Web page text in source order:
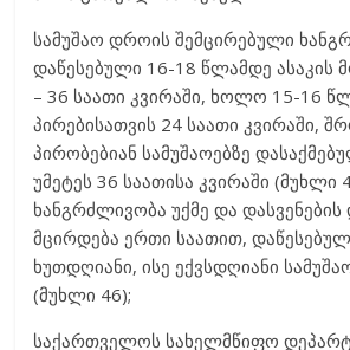
სამუშაო დროის შემცირებული
დაწესებული 16-18 წლამდე ასაკის
– 36 საათი კვირაში, ხოლო 15-16
პირებისათვის 24 საათი კვირაში,
პირობებიან სამუშაოებზე
უმეტეს 36 საათისა კვირაში (მუხლი
ხანგრძლივობა უქმე და დასვენების
მცირდება ერთი საათით,
ხუთდღიანი, ისე ექვსდღიანი
(მუხლი 46);
საქართველოს სახელმწიფო